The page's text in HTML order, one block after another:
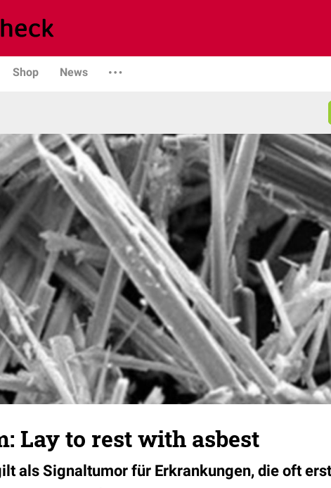
Shop News
Lay to rest with asbest
als Signaltumor für Erkrankungen, die oft